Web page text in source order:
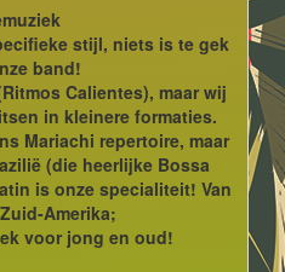
stijl, niets is te gek
band!
Calientes), maar wij
in kleinere formaties.
Mariachi repertoire, maar
(die heerlijke Bossa
is onze specialiteit! Van
Amerika;
voor jong en oud!